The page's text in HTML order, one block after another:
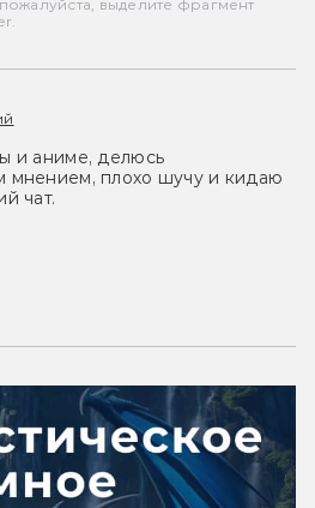
выделите фрагмент
и аниме, делюсь
мнением, плохо шучу и кидаю
чат.